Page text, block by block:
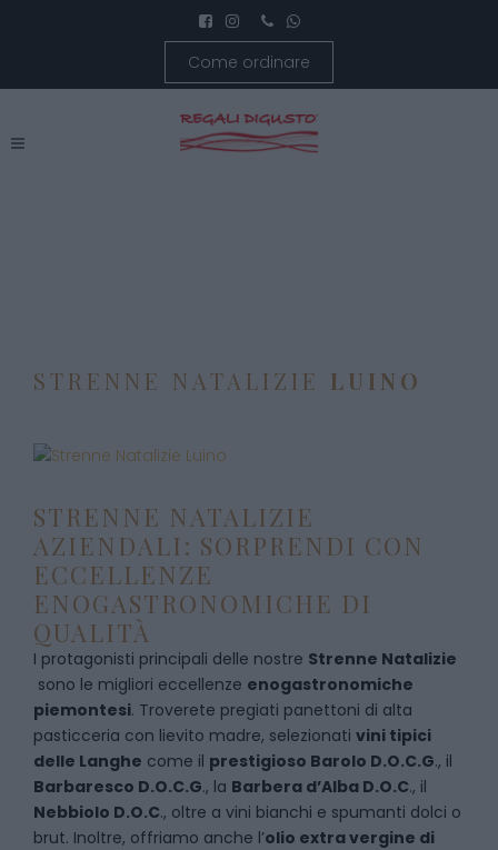
Come ordinare
STRENNE NATALIZIE LUINO
STRENNE NATALIZIE
AZIENDALI: SORPRENDI CON
ECCELLENZE
ENOGASTRONOMICHE DI
QUALITÀ
I protagonisti principali delle nostre Strenne Natalizie
sono le migliori eccellenze enogastronomiche
piemontesi. Troverete pregiati panettoni di alta
pasticceria con lievito madre, selezionati vini tipici
delle Langhe come il prestigioso Barolo D.O.C.G., il
Barbaresco D.O.C.G., la Barbera d’Alba D.O.C., il
Nebbiolo D.O.C., oltre a vini bianchi e spumanti dolci o
brut. Inoltre, offriamo anche l’olio extra vergine di